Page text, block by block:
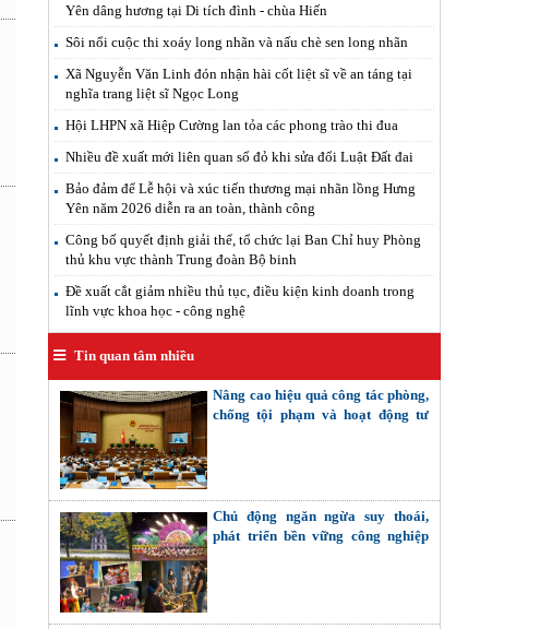
Yên dâng hương tại Di tích đình - chùa Hiến
Sôi nổi cuộc thi xoáy long nhãn và nấu chè sen long nhãn
Xã Nguyễn Văn Linh đón nhận hài cốt liệt sĩ về an táng tại
nghĩa trang liệt sĩ Ngọc Long
Hội LHPN xã Hiệp Cường lan tỏa các phong trào thi đua
Nhiều đề xuất mới liên quan sổ đỏ khi sửa đổi Luật Đất đai
Bảo đảm để Lễ hội và xúc tiến thương mại nhãn lồng Hưng
Yên năm 2026 diễn ra an toàn, thành công
Công bố quyết định giải thể, tổ chức lại Ban Chỉ huy Phòng
thủ khu vực thành Trung đoàn Bộ binh
Đề xuất cắt giảm nhiều thủ tục, điều kiện kinh doanh trong
lĩnh vực khoa học - công nghệ
Tin quan tâm nhiều
Nâng cao hiệu quả công tác phòng,
chống tội phạm và hoạt động tư
Chủ động ngăn ngừa suy thoái,
phát triển bền vững công nghiệp